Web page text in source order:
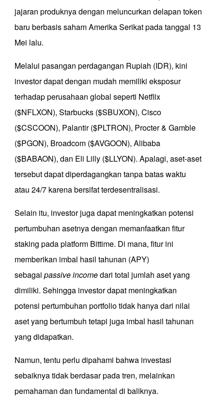
jajaran produknya dengan meluncurkan delapan token
baru berbasis saham Amerika Serikat pada tanggal 13
Mei lalu.
Melalui pasangan perdagangan Rupiah (IDR), kini
investor dapat dengan mudah memiliki eksposur
terhadap perusahaan global seperti Netflix
($NFLXON), Starbucks ($SBUXON), Cisco
($CSCOON), Palantir ($PLTRON), Procter & Gamble
($PGON), Broadcom ($AVGOON), Alibaba
($BABAON), dan Eli Lilly ($LLYON). Apalagi, aset-aset
tersebut dapat diperdagangkan tanpa batas waktu
atau 24/7 karena bersifat terdesentralisasi.
Selain itu, investor juga dapat meningkatkan potensi
pertumbuhan asetnya dengan memanfaatkan fitur
staking pada platform Bittime. Di mana, fitur ini
memberikan imbal hasil tahunan (APY)
sebagai passive incomedari total jumlah aset yang
dimiliki. Sehingga investor dapat meningkatkan
potensi pertumbuhan portfolio tidak hanya dari nilai
aset yang bertumbuh tetapi juga imbal hasil tahunan
yang didapatkan.
Namun, tentu perlu dipahami bahwa investasi
sebaiknya tidak berdasar pada tren, melainkan
pemahaman dan fundamental di baliknya.